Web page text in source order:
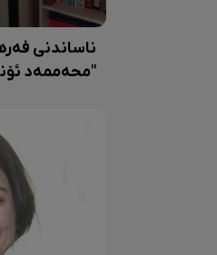
ناساندنی
"محەممەد